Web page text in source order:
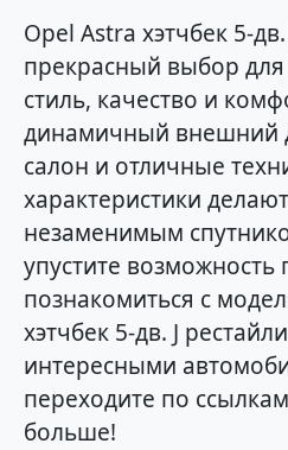
Opel Astra хэтчбек 5-
прекрасный выбор для
стиль, качество и
динамичный внешний
салон и отличные
характеристики
незаменимым
упустите возможность
познакомиться с
хэтчбек 5-дв. J
интересными
переходите по
больше!